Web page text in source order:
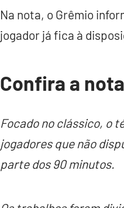
Na nota, o Grêmio
jogador já fica à
Confira a
Focado no clássico, o
jogadores que não
parte dos 90 minutos.